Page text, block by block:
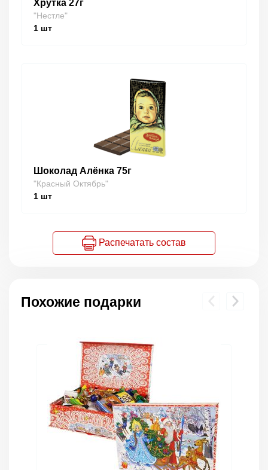
Хрутка 27г
"Нестле"
1 шт
Шоколад Алёнка 75г
"Красный Октябрь"
1 шт
Распечатать состав
Похожие подарки